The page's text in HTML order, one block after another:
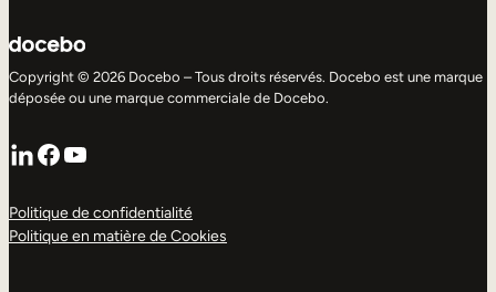
Copyright © 2026 Docebo – Tous droits réservés. Docebo est une marque
déposée ou une marque commerciale de Docebo.
LinkedIn
Facebook
YouTube
Politique de confidentialité
Politique en matière de Cookies